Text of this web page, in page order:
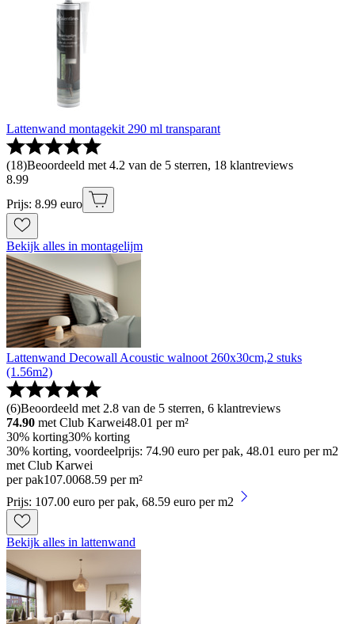
Lattenwand montagekit 290 ml transparant
(18)Beoordeeld met 4.2 van de 5 sterren, 18 klantreviews
8.99
Prijs: 8.99 euro
Bekijk alles in montagelijm
Lattenwand Decowall Acoustic walnoot 260x30cm,2 stuks
(1.56m2)
(6)Beoordeeld met 2.8 van de 5 sterren, 6 klantreviews
74.90 met Club Karwei48.01 per m²
30% korting30% korting
30% korting, voordeelprijs: 74.90 euro per pak, 48.01 euro per m2
met Club Karwei
per pak107.0068.59 per m²
Prijs: 107.00 euro per pak, 68.59 euro per m2
Bekijk alles in lattenwand